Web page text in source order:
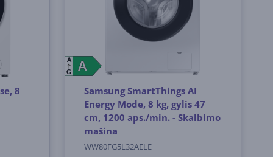
8
A
A
A
G
Samsung SmartThings AI
Energy Mode, 8 kg, gylis 47
cm, 1200 aps./min. - Skalbimo
mašina
WW80FG5L32AELE